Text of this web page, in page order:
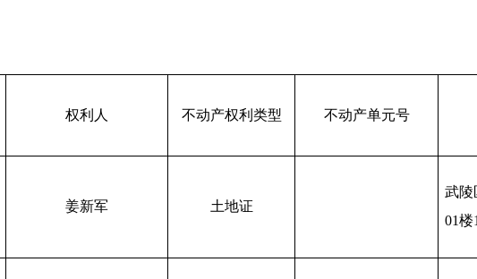
权利人 不动产权利类型 不动产单元号
姜新军 土地证
武陵
01楼